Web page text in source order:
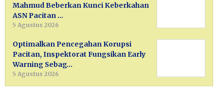
Mahmud Beberkan Kunci Keberkahan
ASN Pacitan …
5 Agustus 2026
Optimalkan Pencegahan Korupsi
Pacitan, Inspektorat Fungsikan Early
Warning Sebag…
5 Agustus 2026